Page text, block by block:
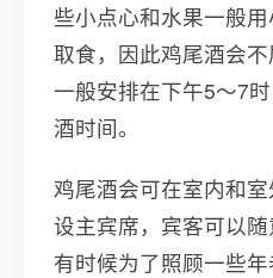
些小点心和水果一般
取食，因此鸡尾酒会
一般安排在下午5～7
酒时间。
鸡尾酒会可在室内和
设主宾席，宾客可以随
有时候为了照顾一些